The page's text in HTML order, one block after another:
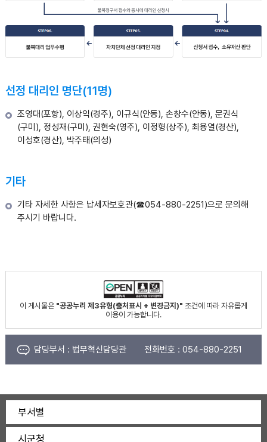
선정 대리인 명단(11명)
조영대(포항), 이상익(경주), 이규식(안동), 손창수(안동), 문권식
(구미), 정성재(구미), 권현숙(영주), 이정형(상주), 최용열(경산),
이성호(경산), 박주태(의성)
기타
기타 자세한 사항은 납세자보호관(☎054-880-2251)으로 문의해
주시기 바랍니다.
이 게시물은 "공공누리 제3유형(출처표시 + 변경금지)" 조건에 따라 자유롭게
이용이 가능합니다.
담당부서 : 법무혁신담당관 전화번호 : 054-880-2251
부서별
시군청